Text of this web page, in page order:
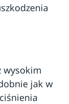
wysokim
jak w